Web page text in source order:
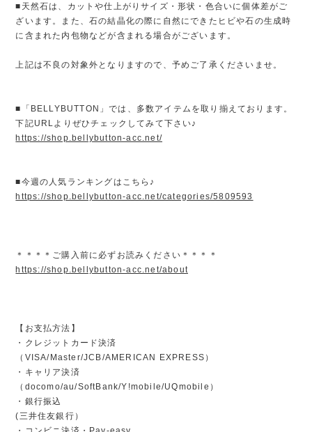
■天然石は、カットや仕上がりサイズ・形状・色合いに個体差がご
ざいます。また、石の結晶化の際に自然にできたヒビや石の生成時
に含まれた内包物などが含まれる場合がございます。
上記は不良の対象外となりますので、予めご了承くださいませ。
■「BELLYBUTTON」では、多数アイテムを取り揃えております。
下記URLよりぜひチェックしてみて下さい♪
https://shop.bellybutton-acc.net/
■今週の人気ランキングはこちら♪
https://shop.bellybutton-acc.net/categories/5809593
＊＊＊＊ご購入前に必ずお読みください＊＊＊＊
https://shop.bellybutton-acc.net/about
【お支払方法】
・クレジットカード決済
（VISA/Master/JCB/AMERICAN EXPRESS）
・キャリア決済
（docomo/au/SoftBank/Y!mobile/UQmobile）
・銀行振込
(三井住友銀行）